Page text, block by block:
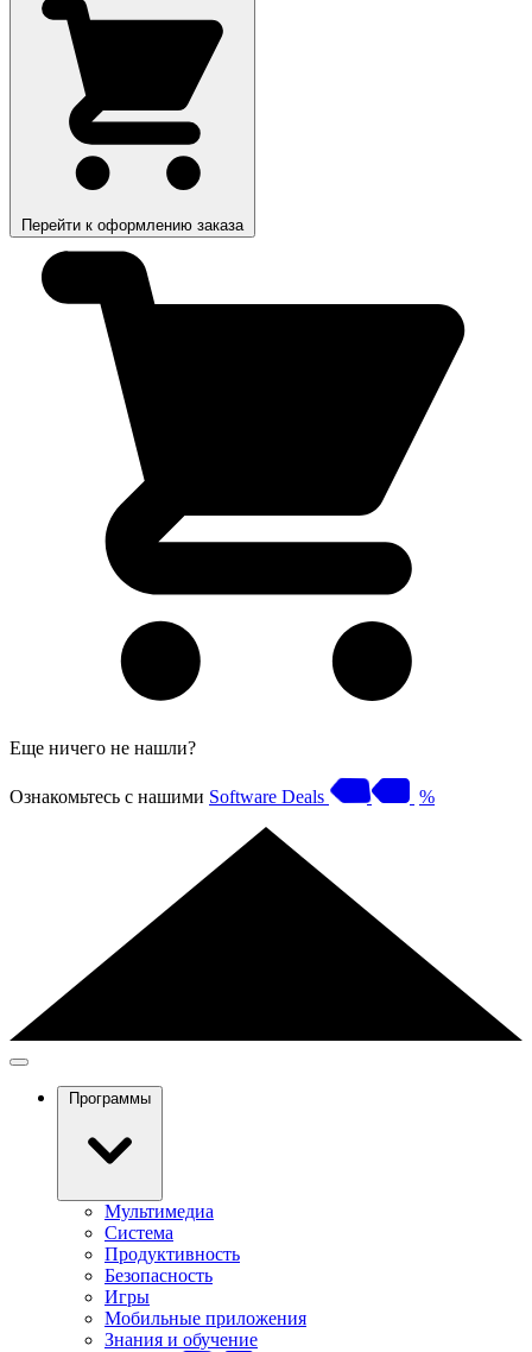
Перейти к оформлению заказа
Еще ничего не нашли?
Ознакомьтесь с нашими Software Deals %
Программы
Мультимедиа
Система
Продуктивность
Безопасность
Игры
Мобильные приложения
Знания и обучение